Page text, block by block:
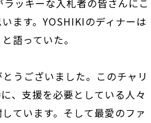
ッキーな入札者の皆さんにこ
ます。YOSHIKIのディナーは
語っていた。
うございました。このチャリ
、支援を必要としている人々
ています。そして最愛のファ